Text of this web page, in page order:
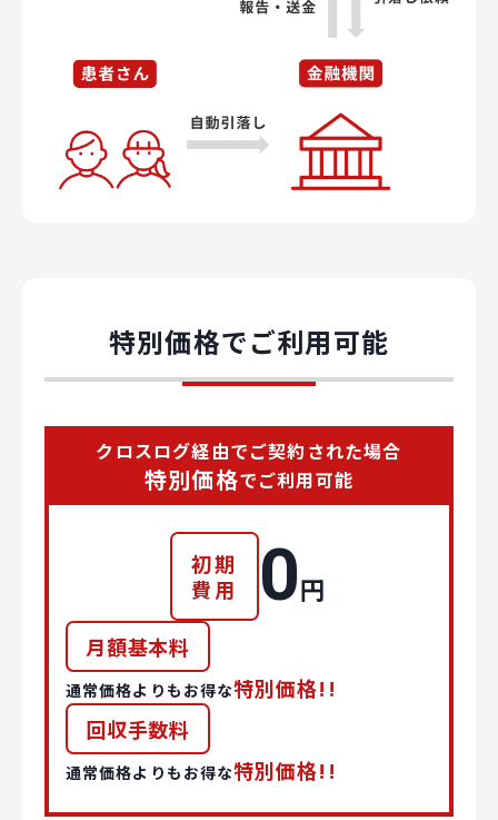
特別価格でご利用可能
クロスログ経由でご契約された場合
特別価格でご利用可能
初期
費用
0円
月額基本料
通常価格よりもお得な特別価格!!
回収手数料
通常価格よりもお得な特別価格!!